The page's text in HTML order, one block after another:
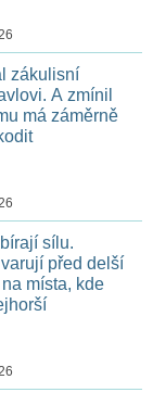
zákulisní
A zmínil
má záměrně
sílu.
před delší
místa, kde
bude nejhorší